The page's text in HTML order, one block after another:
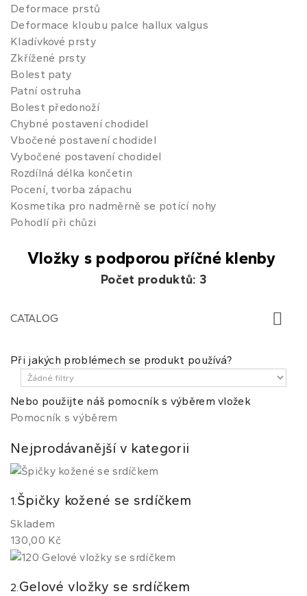
Deformace prstů
Deformace kloubu palce hallux valgus
Kladívkové prsty
Zkřížené prsty
Bolest paty
Patní ostruha
Bolest předonoží
Chybné postavení chodidel
Vbočené postavení chodidel
Vybočené postavení chodidel
Rozdílná délka končetin
Pocení, tvorba zápachu
Kosmetika pro nadměrně se potící nohy
Pohodlí při chůzi
Vložky s podporou příčné klenby
Počet produktů: 3
CATALOG
Při jakých problémech se produkt používá?
Nebo použijte náš pomocník s výběrem vložek
Pomocník s výběrem
Nejprodávanější v kategorii
1.Špičky kožené se srdíčkem
Skladem
130,00 Kč
2.Gelové vložky se srdíčkem